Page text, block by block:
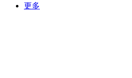
更多